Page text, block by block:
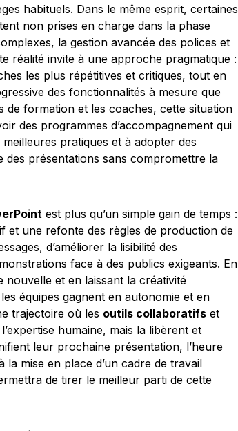
habituels. Dans le même esprit, certaines
non prises en charge dans la phase
la gestion avancée des polices et
réalité invite à une approche pragmatique :
les plus répétitives et critiques, tout en
des fonctionnalités à mesure que
formation et les coaches, cette situation
des programmes d’accompagnement qui
pratiques et à adopter des
des présentations sans compromettre la
est plus qu’un simple gain de temps :
et une refonte des règles de production de
d’améliorer la lisibilité des
face à des publics exigeants. En
nouvelle et en laissant la créativité
équipes gagnent en autonomie et en
trajectoire où les outils collaboratifs et
humaine, mais la libèrent et
leur prochaine présentation, l’heure
mise en place d’un cadre de travail
de tirer le meilleur parti de cette